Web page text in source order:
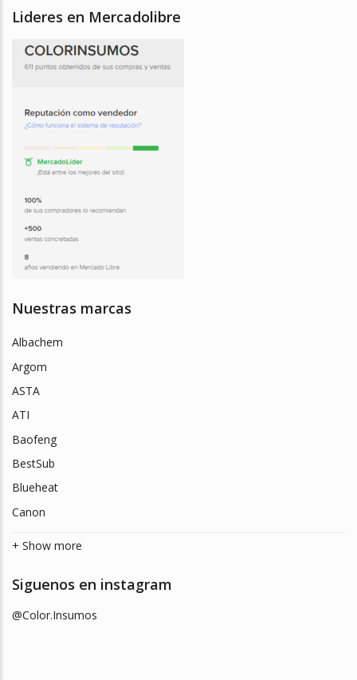
Lideres en Mercadolibre
Nuestras marcas
Albachem
Argom
ASTA
ATI
Baofeng
BestSub
Blueheat
Canon
+ Show more
Siguenos en instagram
@Color.Insumos